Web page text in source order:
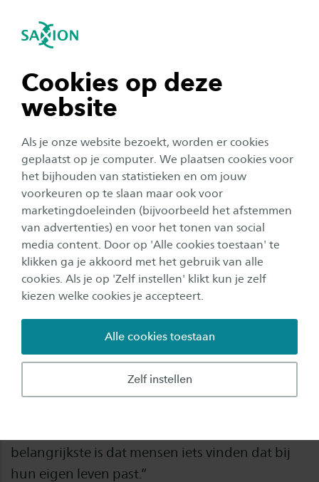
Cookies op deze
website
Als je onze website bezoekt, worden er cookies
geplaatst op je computer. We plaatsen cookies voor
het bijhouden van statistieken en om jouw
voorkeuren op te slaan maar ook voor
marketingdoeleinden (bijvoorbeeld het afstemmen
van advertenties) en voor het tonen van social
media content. Door op 'Alle cookies toestaan' te
klikken ga je akkoord met het gebruik van alle
cookies. Als je op 'Zelf instellen' klikt kun je zelf
kiezen welke cookies je accepteert.
Zelf instellen
Alle cookies toestaan
Navigatie openen
tonen
tonen
tonen
tonen
sluiten
Organisatie
Alumna Tara wil een sportieve
community bouwen waar
mensen écht gezien worden
Auteur:
Tom Wassink
Publicatiedatum:
7 mei 2026 Leestijd: Minuten
Van speciaal onderwijs naar een eigen
onderneming: Hotel Management-alumna Tara
Ferwerda (links op de foto) bewandelde geen
belangrijkste is dat mensen iets vinden dat bij
hun eigen leven past.”